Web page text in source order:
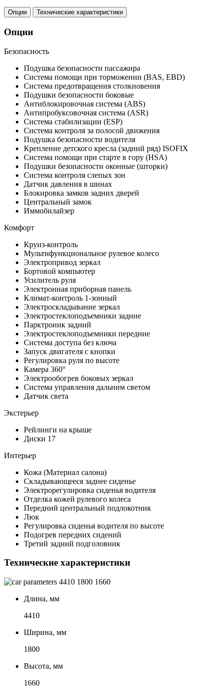
Опции Технические характеристики
Опции
Безопасность
Подушка безопасности пассажира
Система помощи при торможении (BAS, EBD)
Система предотвращения столкновения
Подушки безопасности боковые
Антиблокировочная система (ABS)
Антипробуксовочная система (ASR)
Система стабилизации (ESP)
Система контроля за полосой движения
Подушка безопасности водителя
Крепление детского кресла (задний ряд) ISOFIX
Система помощи при старте в гору (HSA)
Подушки безопасности оконные (шторки)
Система контроля слепых зон
Датчик давления в шинах
Блокировка замков задних дверей
Центральный замок
Иммобилайзер
Комфорт
Круиз-контроль
Мультифункциональное рулевое колесо
Электропривод зеркал
Бортовой компьютер
Усилитель руля
Электронная приборная панель
Климат-контроль 1-зонный
Электроскладывание зеркал
Электростеклоподъемники задние
Парктроник задний
Электростеклоподъемники передние
Система доступа без ключа
Запуск двигателя с кнопки
Регулировка руля по высоте
Камера 360°
Электрообогрев боковых зеркал
Система управления дальним светом
Датчик света
Экстерьер
Рейлинги на крыше
Диски 17
Интерьер
Кожа (Материал салона)
Складывающееся заднее сиденье
Электрорегулировка сиденья водителя
Отделка кожей рулевого колеса
Передний центральный подлокотник
Люк
Регулировка сиденья водителя по высоте
Подогрев передних сидений
Третий задний подголовник
Технические характеристики
4410 1800 1660
Длина, мм
4410
Ширина, мм
1800
Высота, мм
1660